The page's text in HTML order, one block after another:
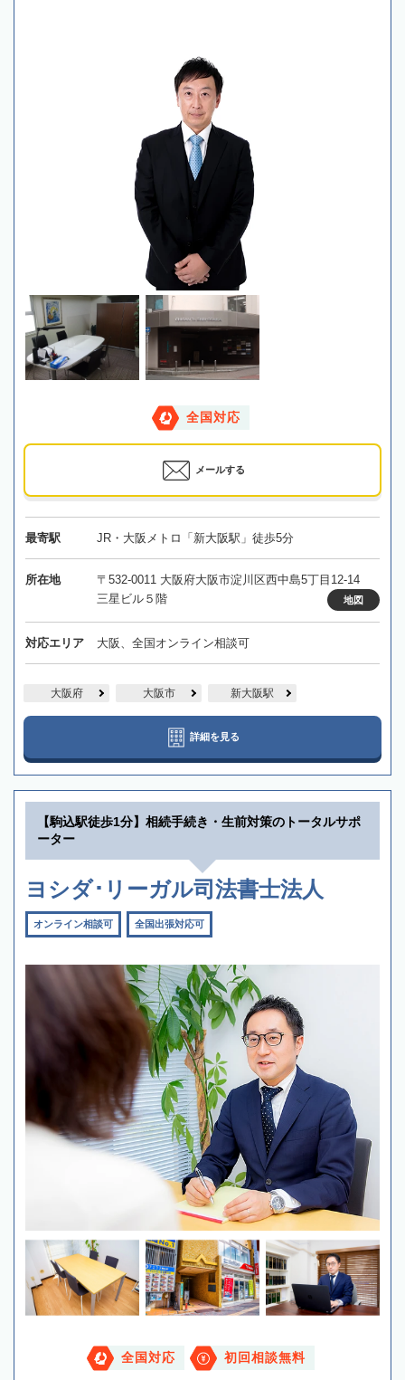
全国対応
メールする
最寄駅 JR・大阪メトロ「新大阪駅」徒歩5分
所在地
〒532-0011 大阪府大阪市淀川区西中島5丁目12-14
三星ビル５階
地図
対応エリア 大阪、全国オンライン相談可
大阪府 大阪市 新大阪駅
詳細を見る
【駒込駅徒歩1分】相続手続き・生前対策のトータルサポ
ーター
ヨシダ･リーガル司法書士法人
オンライン相談可 全国出張対応可
全国対応 初回相談無料